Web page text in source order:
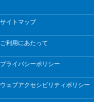
サイトマップ
ご利用にあたって
プライバシーポリシー
ウェブアクセシビリティポリシー